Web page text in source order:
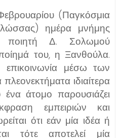
(Παγκόσμια
ημέρα μνήμης
ποιητή Δ. Σολωμού
του, η Ξανθούλα.
μέσω των
πλεονεκτήματα ιδιαίτερα
άτομο παρουσιάζει
εμπειριών και
ότι εάν μία ιδέα ή
τότε αποτελεί μία